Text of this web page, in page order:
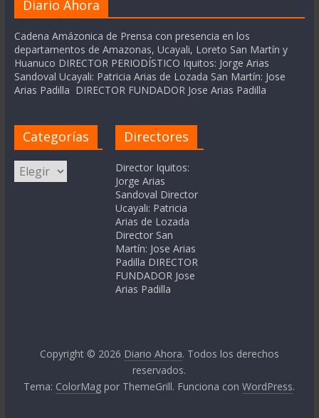
Diario Ahora
Cadena Amázonica de Prensa con presencia en los
departamentos de Amazonas, Ucayali, Loreto San Martín y
Huanuco DIRECTOR PERIODÍSTICO Iquitos: Jorge Arias
Sandoval Ucayali: Patricia Arias de Lozada San Martín: Jose
Arias Padilla DIRECTOR FUNDADOR Jose Arias Padilla
Categorías
Categorías
Directores
Director Iquitos:
Jorge Arias
Sandoval Director
Ucayali: Patricia
Arias de Lozada
Director San
Martín: Jose Arias
Padilla DIRECTOR
FUNDADOR Jose
Arias Padilla
Copyright © 2026 Diario Ahora. Todos los derechos
reservados.
Tema: ColorMag por ThemeGrill. Funciona conWordPress.